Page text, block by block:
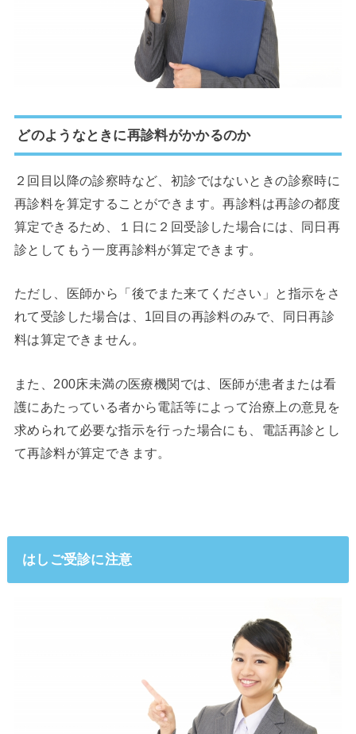
どのようなときに再診料がかかるのか
２回目以降の診察時など、初診ではないときの診察時に
再診料を算定することができます。再診料は再診の都度
算定できるため、１日に２回受診した場合には、同日再
診としてもう一度再診料が算定できます。
ただし、医師から「後でまた来てください」と指示をさ
れて受診した場合は、1回目の再診料のみで、同日再診
料は算定できません。
また、200床未満の医療機関では、医師が患者または看
護にあたっている者から電話等によって治療上の意見を
求められて必要な指示を行った場合にも、電話再診とし
て再診料が算定できます。
はしご受診に注意